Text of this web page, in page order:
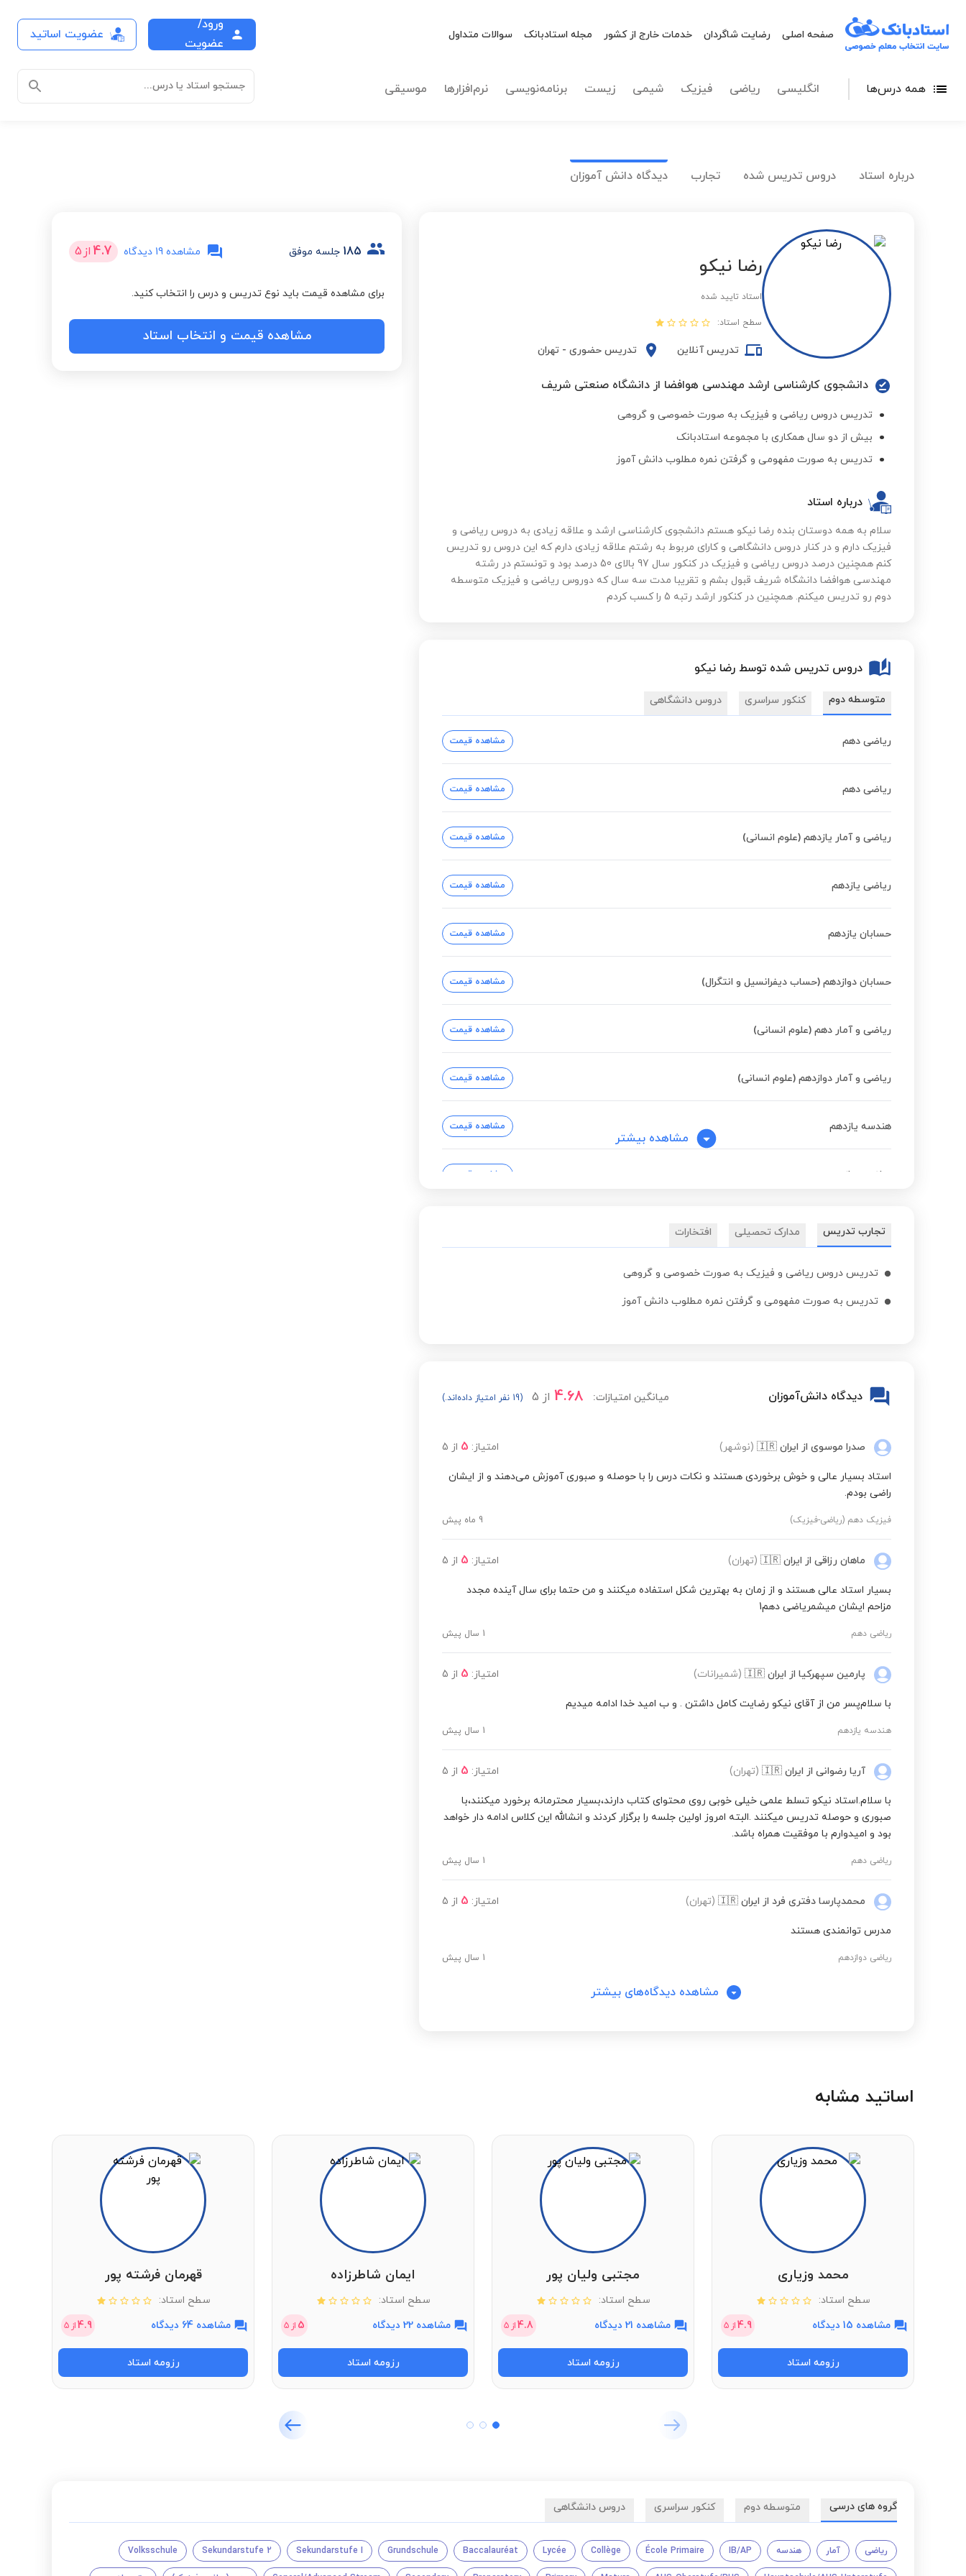
صفحه اصلی رضایت شاگردان خدمات خارج از کشور مجله استادبانک سوالات متداول
ورود/
عضویت
عضویت اساتید
همه درس‌ها انگلیسی ریاضی فیزیک شیمی زیست برنامه‌نویسی نرم‌افزارها موسیقی جستجو استاد یا درس...
درباره استاد دروس تدریس شده تجارب دیدگاه دانش آموزان
رضا نیکو
استاد تایید شده
سطح استاد:
تدریس آنلاین تدریس حضوری - تهران
دانشجوی کارشناسی ارشد مهندسی هوافضا از دانشگاه صنعتی شریف
تدریس دروس ریاضی و فیزیک به صورت خصوصی و گروهی
بیش از دو سال همکاری با مجموعه استادبانک
تدریس به صورت مفهومی و گرفتن نمره مطلوب دانش آموز
درباره استاد
سلام به همه دوستان بنده رضا نیکو هستم دانشجوی کارشناسی ارشد و علاقه زیادی به دروس ریاضی و
فیزیک دارم و در کنار دروس دانشگاهی و کارای مربوط به رشتم علاقه زیادی دارم که این دروس رو تدریس
کنم همچنین درصد دروس ریاضی و فیزیک در کنکور سال 97 بالای 50 درصد بود و تونستم در رشته
مهندسی هوافضا دانشگاه شریف قبول بشم و تقریبا مدت سه سال که دوروس ریاضی و فیزیک متوسطه
دوم رو تدریس میکنم. همچنین در کنکور ارشد رتبه 5 را کسب کردم
دروس تدریس شده توسط رضا نیکو
متوسطه دوم کنکور سراسری دروس دانشگاهی
ریاضی دهم مشاهده قیمت
ریاضی دهم مشاهده قیمت
ریاضی و آمار یازدهم (علوم انسانی) مشاهده قیمت
ریاضی یازدهم مشاهده قیمت
حسابان یازدهم مشاهده قیمت
حسابان دوازدهم (حساب دیفرانسیل و انتگرال) مشاهده قیمت
ریاضی و آمار دهم (علوم انسانی) مشاهده قیمت
ریاضی و آمار دوازدهم (علوم انسانی) مشاهده قیمت
هندسه یازدهم مشاهده قیمت
ریاضی دوازدهم مشاهده قیمت
هندسه دوازدهم (تحلیلی و جبر خطی)
مشاهده بیشتر
تجارب تدریس مدارک تحصیلی افتخارات
تدریس دروس ریاضی و فیزیک به صورت خصوصی و گروهی
تدریس به صورت مفهومی و گرفتن نمره مطلوب دانش آموز
دیدگاه دانش‌آموزان میانگین امتیازات: 4.68 از 5 (19 نفر امتیاز داده‌اند.)
صدرا موسوی از ایران 🇮🇷 (نوشهر) امتیاز: 5 از 5
استاد بسیار عالی و خوش برخوردی هستند و نکات درس را با حوصله و صبوری آموزش می‌دهند و از ایشان
راضی بودم.
فیزیک دهم (ریاضی-فیزیک) 9 ماه پیش
ماهان رزاقی از ایران 🇮🇷 (تهران) امتیاز: 5 از 5
بسیار استاد عالی هستند و از زمان به بهترین شکل استفاده میکنند و من حتما برای سال آینده مجدد
مزاحم ایشان میشمریاضی دهم1
ریاضی دهم 1 سال پیش
پارمین سپهرکیا از ایران 🇮🇷 (شمیرانات) امتیاز: 5 از 5
با سلام‌پسر من از آقای نیکو رضایت کامل داشتن . و ب امید خدا ادامه میدیم
هندسه یازدهم 1 سال پیش
آریا رضوانی از ایران 🇮🇷 (تهران) امتیاز: 5 از 5
با سلام.استاد نیکو تسلط علمی خیلی خوبی روی محتوای کتاب دارند،بسیار محترمانه برخورد میکنند،با
صبوری و حوصله تدریس میکنند .البته امروز اولین جلسه را برگزار کردند و انشالله این کلاس ادامه دار خواهد
بود و امیدوارم با موفقیت همراه باشد.
ریاضی دهم 1 سال پیش
محمدپارسا دفتری فرد از ایران 🇮🇷 (تهران) امتیاز: 5 از 5
مدرس توانمندی هستند
ریاضی دوازدهم 1 سال پیش
مشاهده دیدگاه‌های بیشتر
185 جلسه موفق مشاهده 19 دیدگاه 4.7 از 5
برای مشاهده قیمت باید نوع تدریس و درس را انتخاب کنید.
مشاهده قیمت و انتخاب استاد
اساتید مشابه
محمد وزیاری
سطح استاد:
مشاهده 15 دیدگاه
4.9از 5
رزومه استاد
مجتبی ولیان پور
سطح استاد:
مشاهده 21 دیدگاه
4.8از 5
رزومه استاد
ایمان شاطرزاده
سطح استاد:
مشاهده 22 دیدگاه
5 از 5
رزومه استاد
قهرمان فرشته پور
سطح استاد:
مشاهده 64 دیدگاه
4.9از 5
رزومه استاد
گروه های درسی متوسطه دوم کنکور سراسری دروس دانشگاهی
ریاضی آمار هندسه IB/AP
École Primaire
Collège
Lycée
Baccalauréat
Grundschule
Sekundarstufe I
Sekundarstufe 2
Volksschule